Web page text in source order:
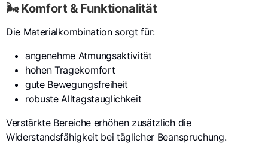
🌬️ Komfort & Funktionalität
Die Materialkombination sorgt für:
angenehme Atmungsaktivität
hohen Tragekomfort
gute Bewegungsfreiheit
robuste Alltagstauglichkeit
Verstärkte Bereiche erhöhen zusätzlich die
Widerstandsfähigkeit bei täglicher Beanspruchung.